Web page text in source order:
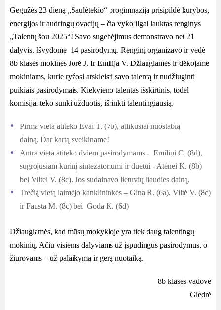
Gegužės 23 dieną „Saulėtekio“ progimnazija prisipildė kūrybos,
energijos ir audringų ovacijų – čia vyko ilgai lauktas renginys
„Talentų šou 2025“! Savo sugebėjimus demonstravo net 21
dalyvis. Išvydome 14 pasirodymų. Renginį organizavo ir vedė
8b klasės mokinės Jorė J. Ir Emilija V. Džiaugiamės ir dėkojame
mokiniams, kurie ryžosi atskleisti savo talentą ir nudžiuginti
puikiais pasirodymais. Kiekvieno talentas išskirtinis, todėl
komisijai teko sunki užduotis, išrinkti talentingiausią.
Pirma vieta atiteko Evai T. (7b), atlikusiai nuostabią
dainą. Dar kartą sveikiname!
Antra vieta atiteko dviem pasirodymams - Emiliui C. (8d),
sugrojusiam kūrinį sintezatoriumi ir duetui - Atėnei K. (8b)
bei Viltei V. (8c). Jos sudainavo lietuvių liaudies dainą.
Trečią vietą laimėjo kanklininkės – Gina R. (6a), Viltė V. (8c)
ir Fausta M. (8c) bei Goda K. (6d)
Džiaugiamės, kad mūsų mokykloje yra tiek daug talentingų
mokinių. Ačiū visiems dalyviams už įspūdingus pasirodymus, o
žiūrovams – už palaikymą ir gerą nuotaiką.
8b klasės vadovė
Giedrė